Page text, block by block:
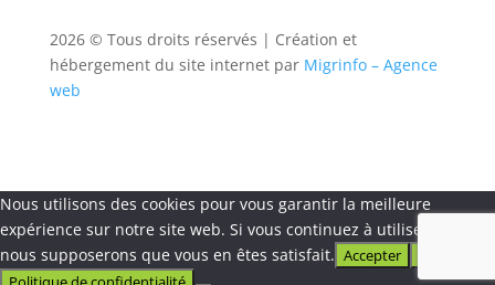
2026 © Tous droits réservés | Création et
hébergement du site internet par Migrinfo – Agence
web
Nous utilisons des cookies pour vous garantir la meilleure
expérience sur notre site web. Si vous continuez à utiliser ce site,
nous supposerons que vous en êtes satisfait. Accepter